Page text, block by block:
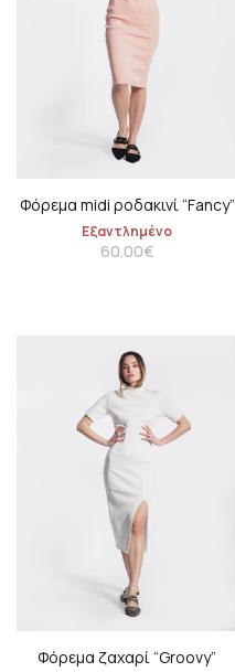
Φόρεμα midi ροδακινί “Fancy”
Εξαντλημένο
60.00€
Φόρεμα ζαχαρί “Groovy”